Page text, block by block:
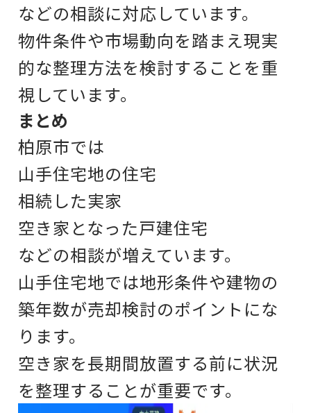
などの相談に対応しています。
物件条件や市場動向を踏まえ現実
的な整理方法を検討することを重
視しています。
まとめ
柏原市では
山手住宅地の住宅
相続した実家
空き家となった戸建住宅
などの相談が増えています。
山手住宅地では地形条件や建物の
築年数が売却検討のポイントにな
ります。
空き家を長期間放置する前に状況
を整理することが重要です。